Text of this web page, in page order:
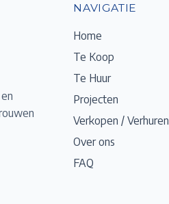
NAVIGATIE
Home
Te Koop
Te Huur
Projecten
Verkopen / Verhuren
Over ons
FAQ